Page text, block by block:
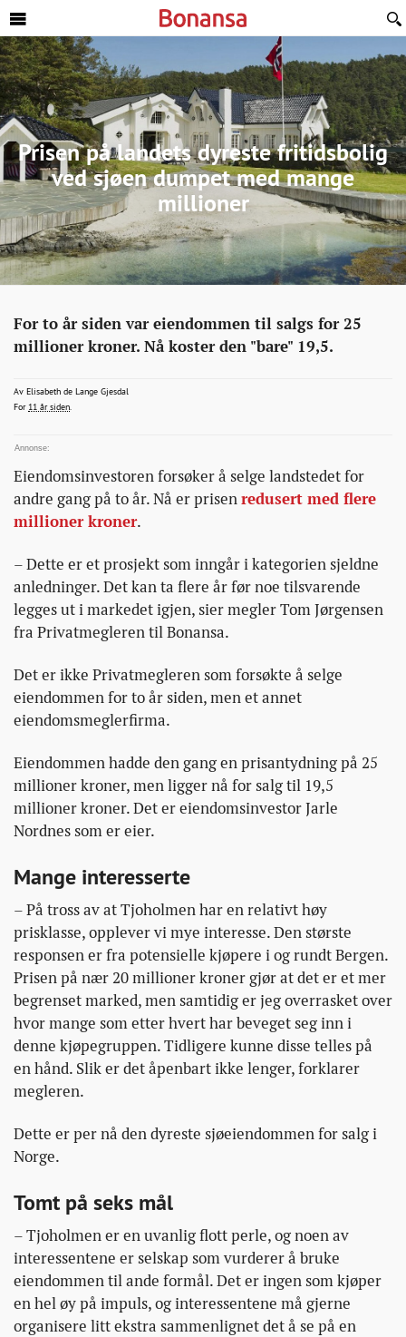
Prisen på landets dyreste fritidsbolig
ved sjøen dumpet med mange
millioner
Eiendom
http://bonansa.no/artikkel/landets-
dyreste-
ved-
sjoen-
For to år siden var eiendommen til salgs for 25
millioner kroner. Nå koster den "bare" 19,5.
Av Elisabeth de Lange Gjesdal
2015-05-19T22:28:44+00:00
2015-05-19T22:28:44+00:00
2015-05-20T09:29:18+00:00
For 11 år siden
Eiendomsinvestoren forsøker å selge landstedet for
andre gang på to år. Nå er prisenredusert med flere
millioner kroner.
– Dette er et prosjekt som inngår i kategorien sjeldne
anledninger. Det kan ta flere år før noe tilsvarende
legges ut i markedet igjen, sier megler Tom Jørgensen
fra Privatmegleren til Bonansa.
Det er ikke Privatmegleren som forsøkte å selge
eiendommen for to år siden, men et annet
eiendomsmeglerfirma.
Eiendommen hadde den gang en prisantydning på 25
millioner kroner, men ligger nå for salg til 19,5
millioner kroner. Det er eiendomsinvestor Jarle
Nordnes som er eier.
Mange interesserte
– På tross av at Tjoholmen har en relativt høy
prisklasse, opplever vi mye interesse. Den største
responsen er fra potensielle kjøpere i og rundt Bergen.
Prisen på nær 20 millioner kroner gjør at det er et mer
begrenset marked, men samtidig er jeg overrasket over
hvor mange som etter hvert har beveget seg inn i
denne kjøpegruppen. Tidligere kunne disse telles på
en hånd. Slik er det åpenbart ikke lenger, forklarer
megleren.
Dette er per nå den dyreste sjøeiendommen for salg i
Norge.
Tomt på seks mål
– Tjoholmen er en uvanlig flott perle, og noen av
interessentene er selskap som vurderer å bruke
eiendommen til ande formål. Det er ingen som kjøper
en hel øy på impuls, og interessentene må gjerne
organisere litt ekstra sammenlignet det å se på en